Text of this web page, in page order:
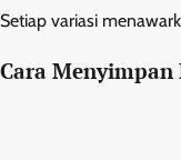
Setiap variasi
Cara Menyimpan